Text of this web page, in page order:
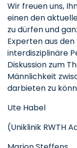
Wir freuen uns,
einen den
zu dürfen und
Experten aus
interdisziplinäre
Diskussion zum
Männlichkeit
darbieten zu
Ute Habel
(Uniklinik